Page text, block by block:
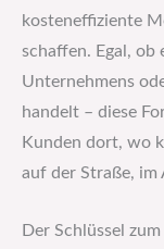
kosteneffiziente
schaffen. Egal, ob
Unternehmens
handelt – diese
Kunden dort, wo
auf der Straße, im
Der Schlüssel